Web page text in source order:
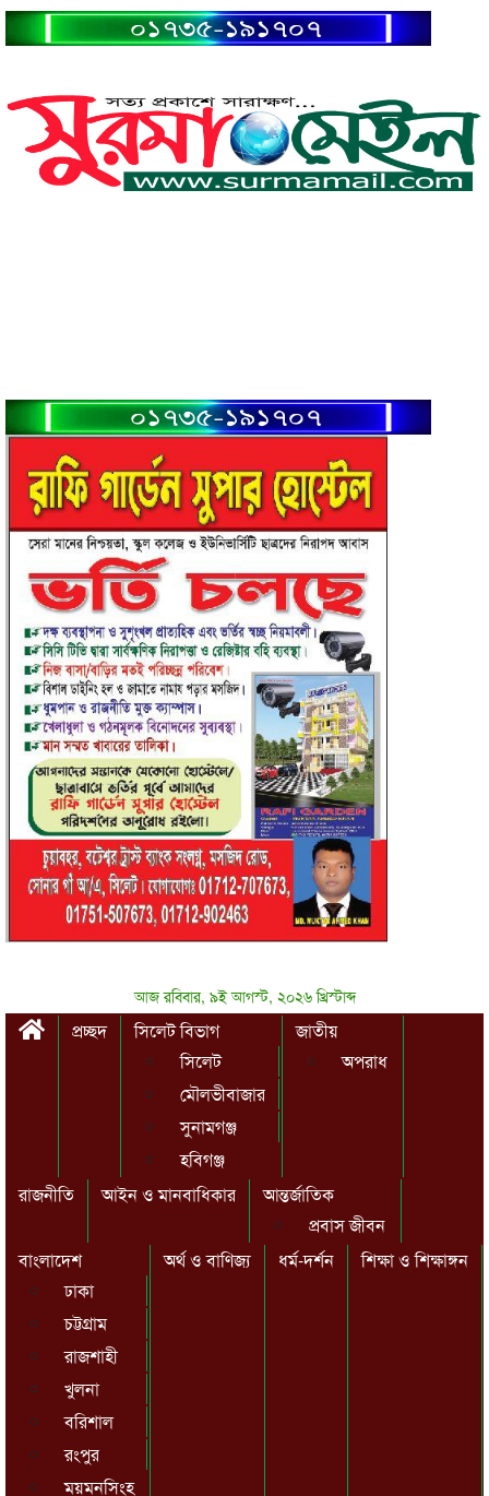
আজ রবিবার, ৯ই আগস্ট, ২০২৬ খ্রিস্টাব্দ
প্রচ্ছদ
সিলেট বিভাগ
সিলেট
মৌলভীবাজার
সুনামগঞ্জ
হবিগঞ্জ
জাতীয়
অপরাধ
রাজনীতি আইন ও মানবাধিকার
আন্তর্জাতিক
প্রবাস জীবন
বাংলাদেশ
ঢাকা
চট্টগ্রাম
রাজশাহী
খুলনা
বরিশাল
রংপুর
ময়মনসিংহ
অর্থ ও বাণিজ্য ধর্ম-দর্শন শিক্ষা ও শিক্ষাঙ্গন